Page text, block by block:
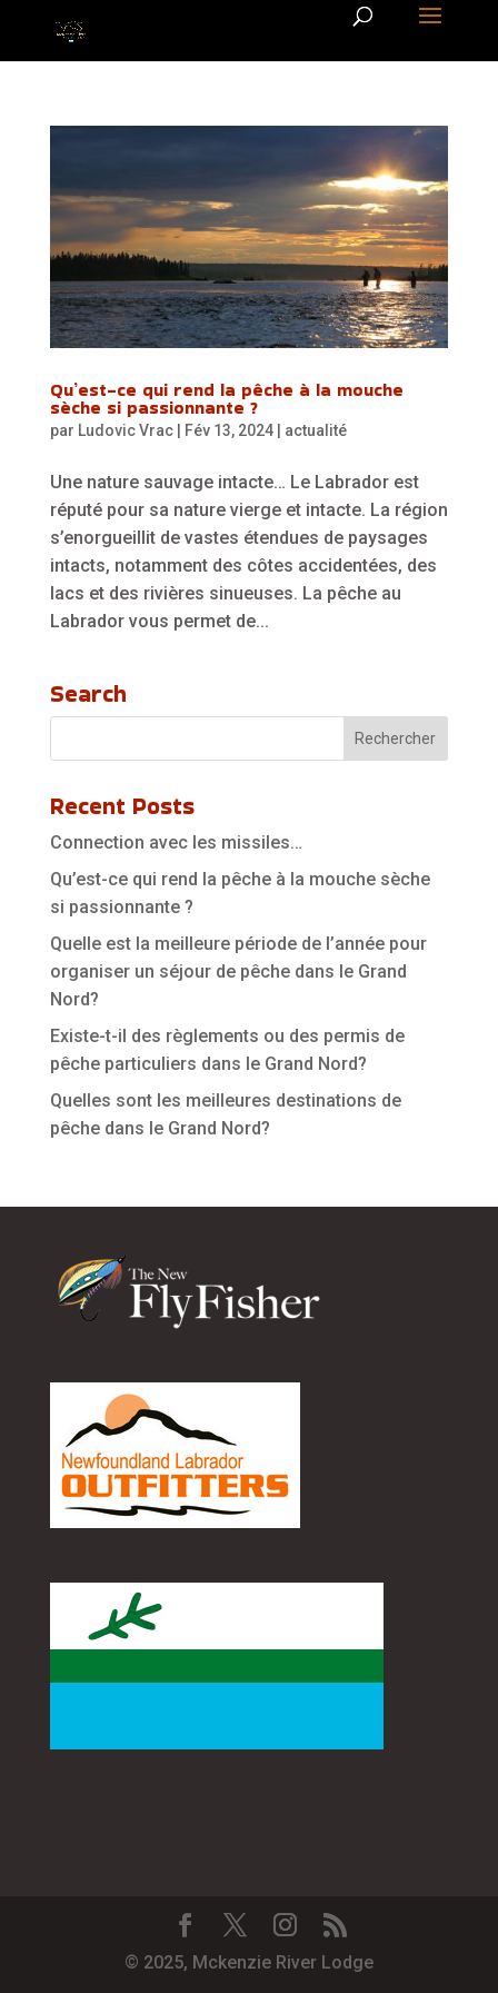
Qu’est-ce qui rend la pêche à la mouche
sèche si passionnante ?
par Ludovic Vrac| Fév 13, 2024| actualité
Une nature sauvage intacte… Le Labrador est
réputé pour sa nature vierge et intacte. La région
s’enorgueillit de vastes étendues de paysages
intacts, notamment des côtes accidentées, des
lacs et des rivières sinueuses. La pêche au
Labrador vous permet de...
Search
Recent Posts
Connection avec les missiles…
Qu’est-ce qui rend la pêche à la mouche sèche
si passionnante ?
Quelle est la meilleure période de l’année pour
organiser un séjour de pêche dans le Grand
Nord?
Existe-t-il des règlements ou des permis de
pêche particuliers dans le Grand Nord?
Quelles sont les meilleures destinations de
pêche dans le Grand Nord?
© 2025, Mckenzie River Lodge